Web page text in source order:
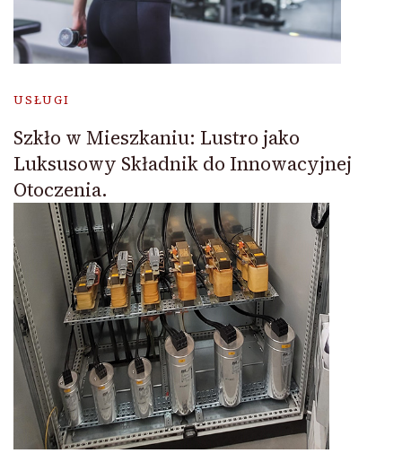
USŁUGI
Szkło w Mieszkaniu: Lustro jako
Luksusowy Składnik do Innowacyjnej
Otoczenia.